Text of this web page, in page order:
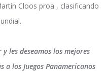
Cloos proa , clasificando
les deseamos los mejores
los Juegos Panamericanos